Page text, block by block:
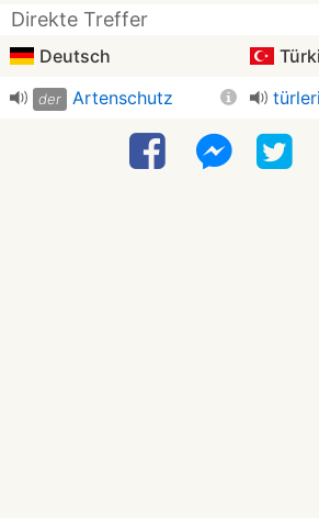
Direkte Treffer
Deutsch
der Artenschutz